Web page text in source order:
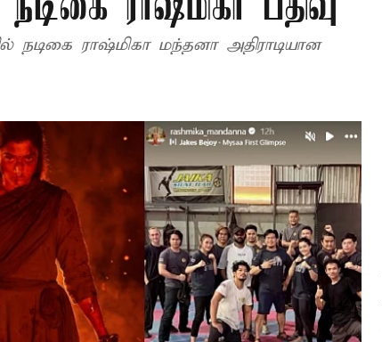
நடிகை ராஷ்மிகா மந்தனா அதிராடியான